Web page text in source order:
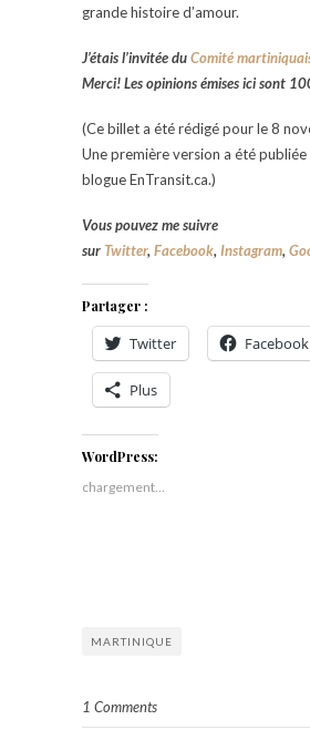
grande histoire d’amour.
J’étaisl’invitée duComité
Merci!Les opinionsémises ici sont
(Ce billet a été rédigé pour le 8
Une première version a été
blogue EnTransit.ca.)
Vous pouvez me suivre
sur Twitter,Facebook,Instagram,
Partager :
Twitter Facebook
Plus
WordPress:
chargement…
MARTINIQUE
1 Comments